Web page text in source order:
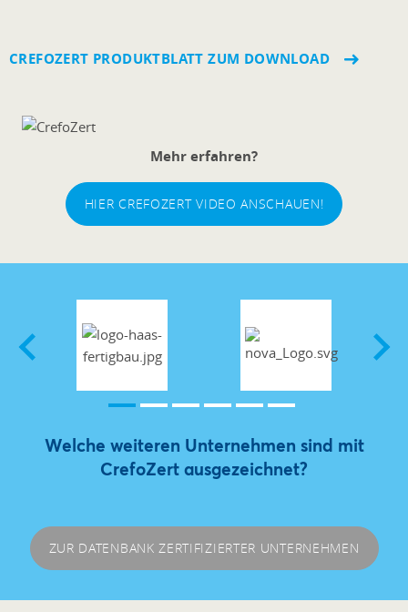
CREFOZERT PRODUKTBLATT ZUM DOWNLOAD
Mehr erfahren?
HIER CREFOZERT VIDEO ANSCHAUEN!
Welche weiteren Unternehmen sind mit
CrefoZert ausgezeichnet?
ZUR DATENBANK ZERTIFIZIERTER UNTERNEHMEN